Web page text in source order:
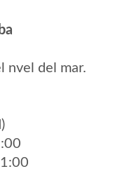
nvel del mar.